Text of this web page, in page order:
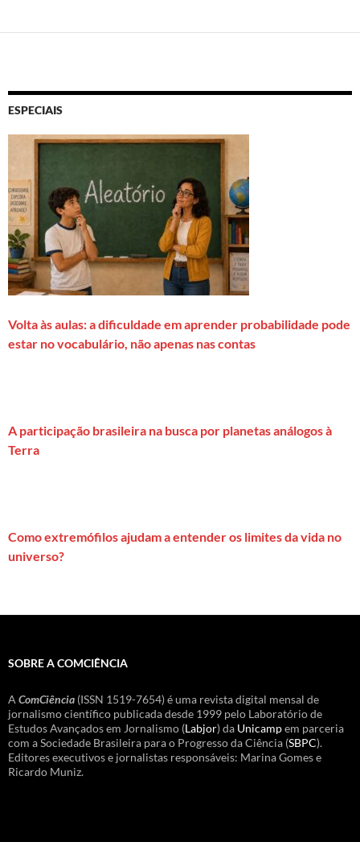
ESPECIAIS
Volta às aulas: a dificuldade em aprender probabilidade pode
estar no vocabulário, não apenas nas contas
A participação brasileira na busca por planetas análogos à
Terra
Como extremófilos ajudam a entender os limites da vida no
universo?
SOBRE A COMCIÊNCIA
A ComCiência (ISSN 1519-7654) é uma revista digital mensal de
jornalismo científico publicada desde 1999 pelo Laboratório de
Estudos Avançados em Jornalismo (Labjor) da Unicampem parceria
com a Sociedade Brasileira para o Progresso da Ciência (SBPC).
Editores executivos e jornalistas responsáveis: Marina Gomes e
Ricardo Muniz.